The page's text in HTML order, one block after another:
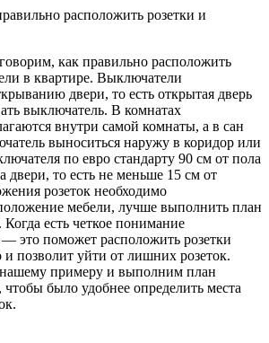
расположить розетки и
как правильно расположить
в квартире. Выключатели
двери, то есть открытая дверь
выключатель. В комнатах
внутри самой комнаты, а в сан
выноситься наружу в коридор или
по евро стандарту 90 см от пола
двери, то есть не меньше 15 см от
розеток необходимо
мебели, лучше выполнить план
есть четкое понимание
это поможет расположить розетки
позволит уйти от лишних розеток.
нашему примеру и выполним план
чтобы было удобнее определить места